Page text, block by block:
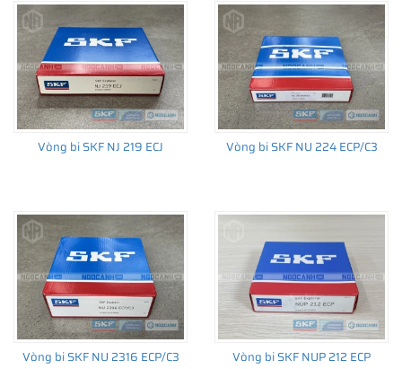
Vòng bi SKF NJ 219 ECJ Vòng bi SKF NU 224 ECP/C3
Vòng bi SKF NU 2316 ECP/C3 Vòng bi SKF NUP 212 ECP